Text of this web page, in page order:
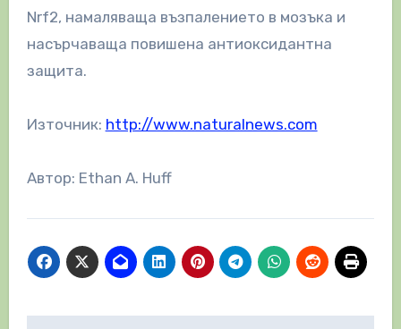
Nrf2, намаляваща възпалението в мозъка и
насърчаваща повишена антиоксидантна
защита.
Източник: http://www.naturalnews.com
Автор: Ethan A. Huff